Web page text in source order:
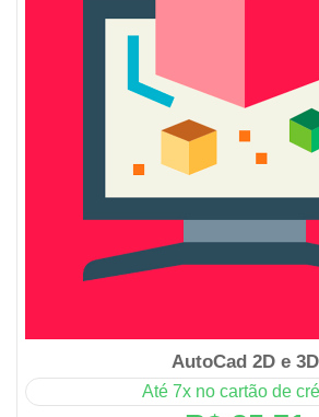
AutoCad 2D e 3D
Até 7x no cartão de